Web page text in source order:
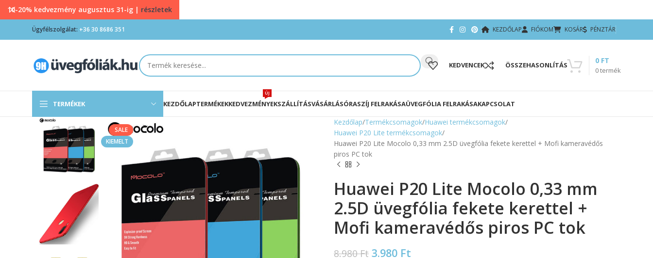
Ügyfélszolgálat: +36 30 8686 351 KEZDŐLAP FIÓKOM KOSÁR PÉNZTÁR
KEDVENCEK ÖSSZEHASONLÍTÁS
0termék
0 FT
TERMÉKEK KEZDŐLAPTERMÉKEKKEDVEZMÉNYEK
ÚJ
SZÁLLÍTÁSVÁSÁRLÁSÓRASZÍJ FELRAKÁSAÜVEGFÓLIA FELRAKÁSAKAPCSOLAT
SALE
KIEMELT
Kezdőlap Termékcsomagok Huawei termékcsomagok
Huawei P20 Lite termékcsomagok
Huawei P20 Lite Mocolo 0,33 mm 2.5D üvegfólia fekete kerettel + Mofi kameravédős
piros PC tok
Huawei P20 Lite Mocolo 0,33 mm
2.5D üvegfólia fekete kerettel +
Mofi kameravédős piros PC tok
8.980Ft 3.980 Ft
10-20% kedvezmény augusztus 31-ig | részletek